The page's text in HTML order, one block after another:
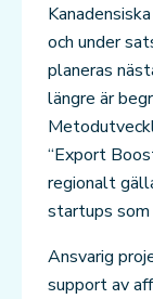
och under
planeras
längre är
“Export
regionalt
startups
Ansvarig
support av